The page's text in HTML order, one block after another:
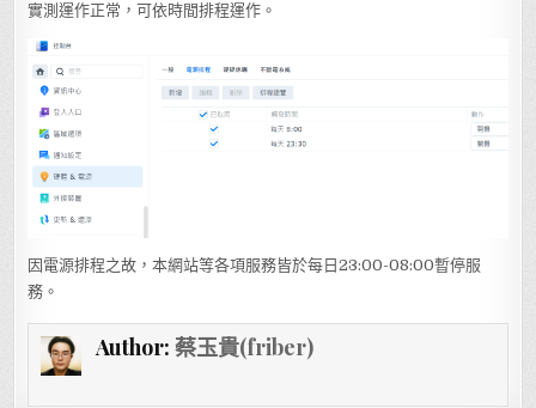
實測運作正常，可依時間排程運作。
因電源排程之故，本網站等各項服務皆於每日23:00-08:00暫停服
務。
Author: 蔡玉貴(friber)